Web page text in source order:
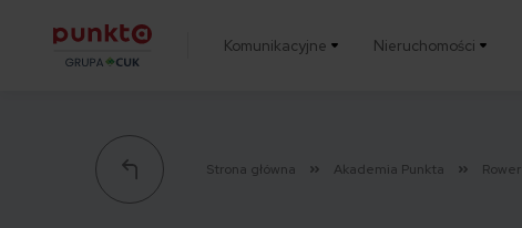
Komunikacyjne Nieruchomości
Strona główna Akademia Punkta Rower